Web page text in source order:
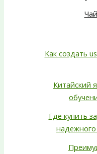
Как создать
Китайский
Где купить
надежного